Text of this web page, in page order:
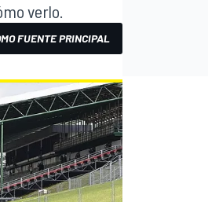
verlo.
FUENTE PRINCIPAL